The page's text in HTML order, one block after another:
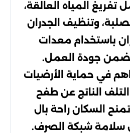
تفريغ المياه العالقة،
وتنظيف الجدران
باستخدام معدات
جودة العمل.
في حماية الأرضيات
الناتج عن طفح
تمنح السكان راحة بال
سلامة شبكة الصرف.